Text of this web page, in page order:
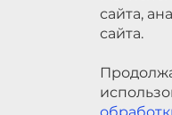
сайта,
сайта.